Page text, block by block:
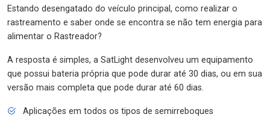
Estando desengatado do veículo principal, como realizar o
rastreamento e saber onde se encontra se não tem energia para
alimentar o Rastreador?
A resposta é simples, a SatLight desenvolveu um equipamento
que possui bateria própria que pode durar até 30 dias, ou em sua
versão mais completa que pode durar até 60 dias.
Aplicações em todos os tipos de semirreboques